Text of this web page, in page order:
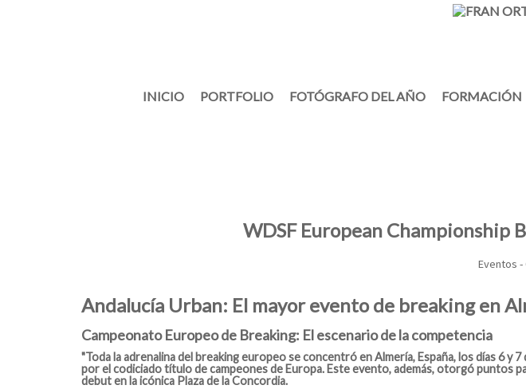
INICIO PORTFOLIO FOTÓGRAFO DEL AÑO FORMACIÓN
WDSF European Championship
Eventos -
Andalucía Urban: El mayor evento de breaking en
Campeonato Europeo de Breaking: El escenario de la competencia
"Toda la adrenalina del breaking europeo se concentró en Almería, España, los días 6 y
por el codiciado título de campeones de Europa. Este evento, además, otorgó puntos
debut en la icónica Plaza de la Concordia.